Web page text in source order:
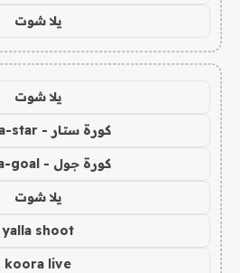
يلا شوت
يلا شوت
كورة ستار - koora-star
كورة جول - koora-goal
يلا شوت
yalla shoot
koora live